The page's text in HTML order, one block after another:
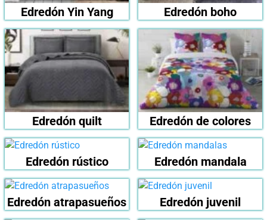
Edredón Yin Yang Edredón boho
Edredón quilt Edredón de colores
Edredón rústico Edredón mandala
Edredón atrapasueños Edredón juvenil